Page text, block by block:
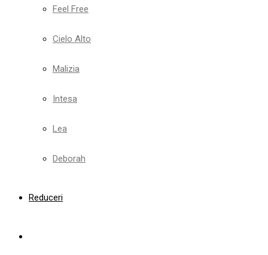
Feel Free
Cielo Alto
Malizia
Intesa
Lea
Deborah
Reduceri